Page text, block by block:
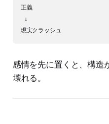
正義
↓
感情を先に置くと、構造
壊れる。